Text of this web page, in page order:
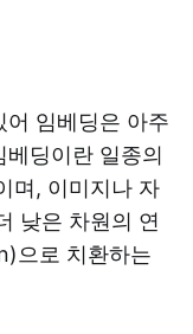
어 임베딩은 아주
딩이란 일종의
며, 이미지나 자
낮은 차원의 연
으로 치환하는